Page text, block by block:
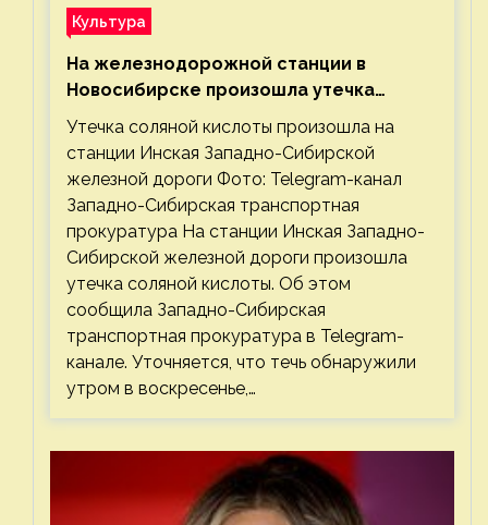
Культура
На железнодорожной станции в
Новосибирске произошла утечка
соляной кислоты
Утечка соляной кислоты произошла на
станции Инская Западно-Сибирской
железной дороги Фото: Telegram-канал
Западно-Сибирская транспортная
прокуратура На станции Инская Западно-
Сибирской железной дороги произошла
утечка соляной кислоты. Об этом
сообщила Западно-Сибирская
транспортная прокуратура в Telegram-
канале. Уточняется, что течь обнаружили
утром в воскресенье,…